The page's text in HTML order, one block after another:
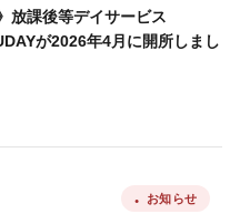
放課後等デイサービス
が2026年4月に開所しまし
お知らせ